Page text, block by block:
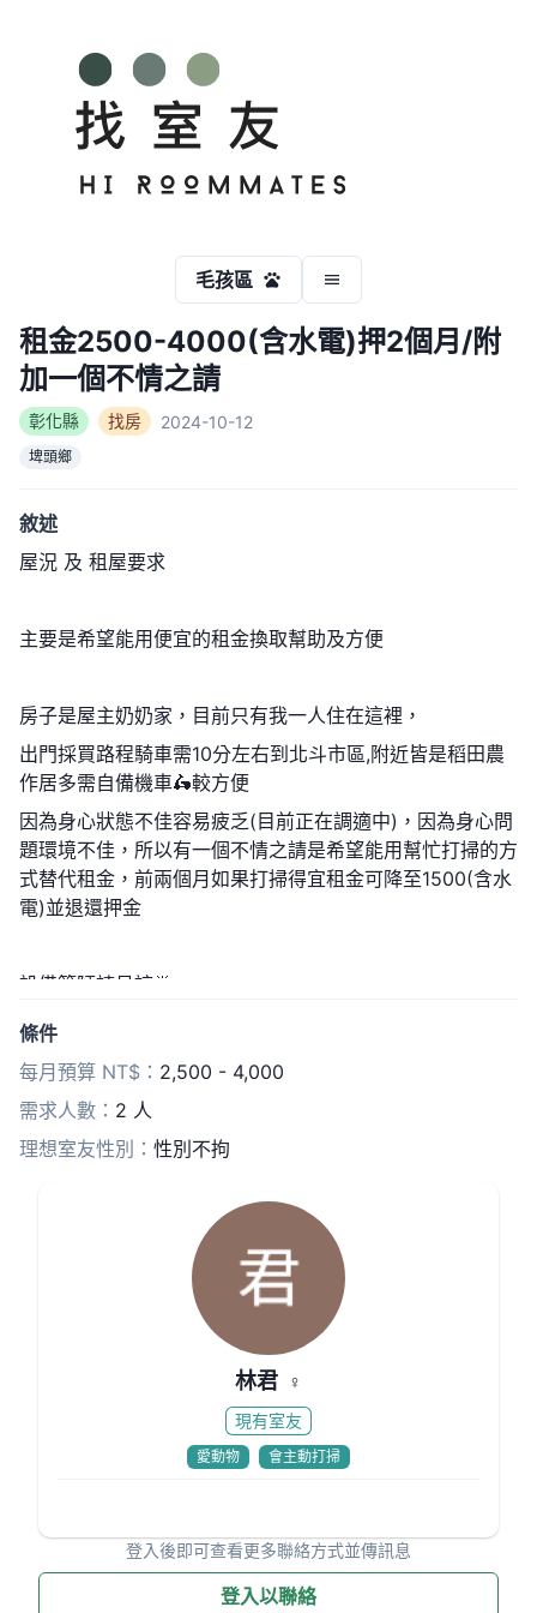
毛孩區
林君 ♀
現有室友
愛動物 會主動打掃
登入後即可查看更多聯絡方式並傳訊息
登入以聯絡
租金2500-4000(含水電)押2個月/附
加一個不情之請
彰化縣 找房 2024-10-12
埤頭鄉
敘述
屋況 及 租屋要求
主要是希望能用便宜的租金換取幫助及方便
房子是屋主奶奶家，目前只有我一人住在這裡，
出門採買路程騎車需10分左右到北斗市區,附近皆是稻田農
作居多需自備機車🛵較方便
因為身心狀態不佳容易疲乏(目前正在調適中)，因為身心問
題環境不佳，所以有一個不情之請是希望能用幫忙打掃的方
式替代租金，前兩個月如果打掃得宜租金可降至1500(含水
電)並退還押金
設備簡陋請見諒🙇
設備部分因為鄉下關係，廁所在屋外
備有一間廁所一間衛浴，浴室不大一般使用沒問題，廚房有
洗碗槽瓦斯爐，臥室有床架床鋪需自行添購，週一(周四/無
回收)週五皆有垃圾車
冰箱✅廚房✅電視(需接網路)✅可寵✅戶外可烤肉✅
短租半年至1年，長租可討論
1人租屋的話租金2500，2人租屋租金4000，不一定要2人
入住日期時間皆可討論🙆
條件
每月預算 NT$： 2,500 - 4,000
需求人數： 2 人
理想室友性別： 性別不拘